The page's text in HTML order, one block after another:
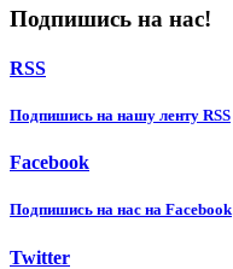
Подпишись на нас!
RSS
Подпишиcь на нашу ленту RSS
Facebook
Подпишиcь на нас на Facebook
Twitter